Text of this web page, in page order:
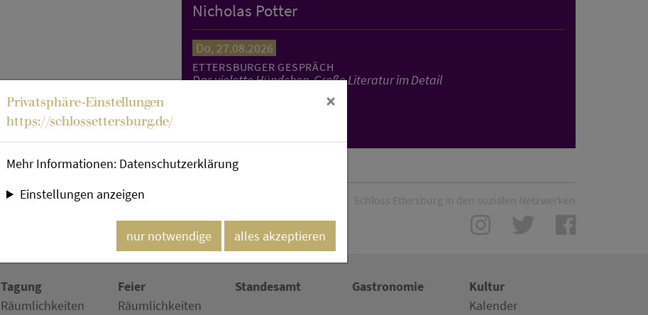
Nicholas Potter
Do, 27.08.2026
ETTERSBURGER GESPRÄCH
Das violette Hündchen. Große Literatur im Detail
Schloss Ettersburg in den sozialen Netzwerken
Tagung
Räumlichkeiten
Feier
Räumlichkeiten
Standesamt Gastronomie
Kultur
Kalender
Privatsphäre-Einstellungen
https://schlossettersburg.de/
×
Mehr Informationen: Datenschutzerklärung
Einstellungen anzeigen
nur notwendige alles akzeptieren